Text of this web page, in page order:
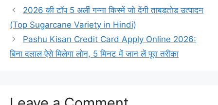
2026 की टॉप 5 अर्ली गन्ना किस्में जो देंगी ताबड़तोड़ उत्पादन
(Top Sugarcane Variety in Hindi)
Pashu Kisan Credit Card Apply Online 2026:
बिना दलाल ऐसे मिलेगा लोन, 5 मिनट में जान लें पूरा तरीका